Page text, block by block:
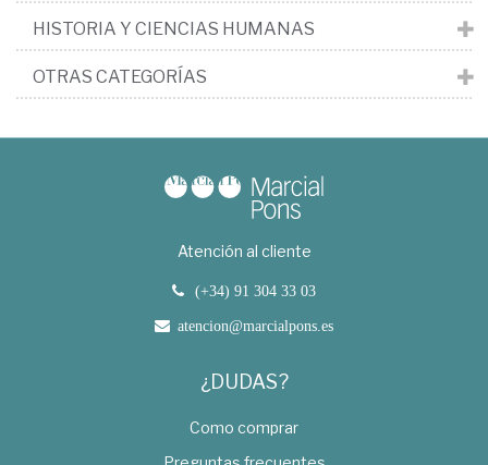
HISTORIA Y CIENCIAS HUMANAS
OTRAS CATEGORÍAS
Atención al cliente
(+34) 91 304 33 03
atencion@marcialpons.es
¿DUDAS?
Como comprar